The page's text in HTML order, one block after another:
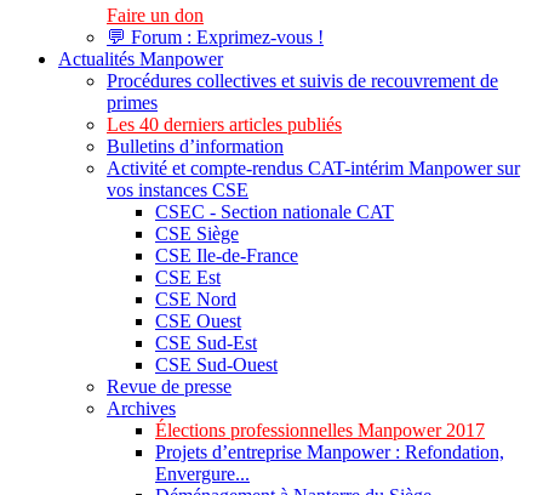
Faire un don
💬 Forum : Exprimez-vous !
Actualités Manpower
Procédures collectives et suivis de recouvrement de
primes
Les 40 derniers articles publiés
Bulletins d’information
Activité et compte-rendus CAT-intérim Manpower sur
vos instances CSE
CSEC - Section nationale CAT
CSE Siège
CSE Ile-de-France
CSE Est
CSE Nord
CSE Ouest
CSE Sud-Est
CSE Sud-Ouest
Revue de presse
Archives
Élections professionnelles Manpower 2017
Projets d’entreprise Manpower : Refondation,
Envergure...